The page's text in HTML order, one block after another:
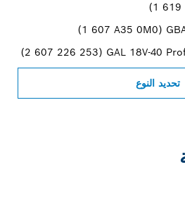
تحديد النوع